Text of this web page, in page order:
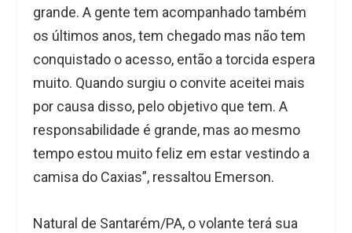
grande. A gente tem acompanhado também
os últimos anos, tem chegado mas não tem
conquistado o acesso, então a torcida espera
muito. Quando surgiu o convite aceitei mais
por causa disso, pelo objetivo que tem. A
responsabilidade é grande, mas ao mesmo
tempo estou muito feliz em estar vestindo a
camisa do Caxias”, ressaltou Emerson.
Natural de Santarém/PA, o volante terá sua